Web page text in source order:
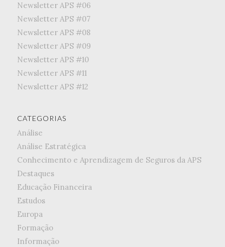
Newsletter APS #06
Newsletter APS #07
Newsletter APS #08
Newsletter APS #09
Newsletter APS #10
Newsletter APS #11
Newsletter APS #12
CATEGORIAS
Análise
Análise Estratégica
Conhecimento e Aprendizagem de Seguros da APS
Destaques
Educação Financeira
Estudos
Europa
Formação
Informação